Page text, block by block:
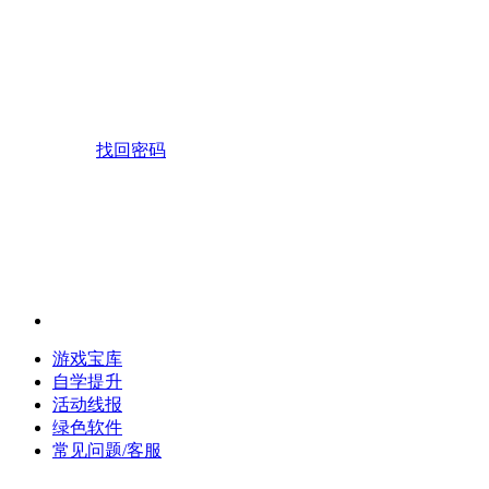
找回密码
游戏宝库
自学提升
活动线报
绿色软件
常见问题/客服